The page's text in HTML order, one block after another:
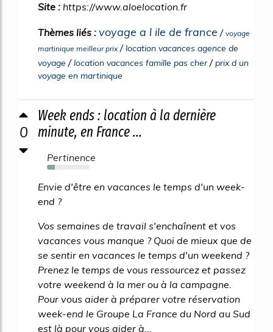
Site : https://www.aloelocation.fr
Thèmes liés : voyage a l ile de france / voyage
martinique meilleur prix /location vacances agence de
voyage /location vacances famille pas cher/prix d un
voyage en martinique
0
Week ends : location à la dernière
minute, en France ...
Pertinence
18%
Envie d'être en vacances le temps d'un week-
end ?
Vos semaines de travail s'enchaînent et vos
vacances vous manque ? Quoi de mieux que de
se sentir en vacances le temps d'un weekend ?
Prenez le temps de vous ressourcez et passez
votre weekend à la mer ou à la campagne.
Pour vous aider à préparer votre réservation
week-end le Groupe La France du Nord au Sud
est là pour vous aider à...